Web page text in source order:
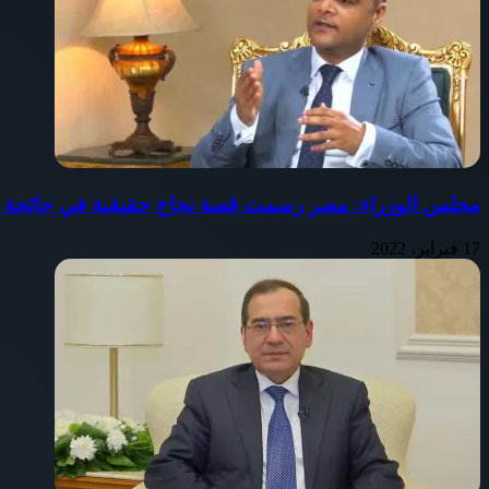
مجلس الوزراء: مصر رسمت قصة نجاح حقيقية في جائحة
17 فبراير، 2022